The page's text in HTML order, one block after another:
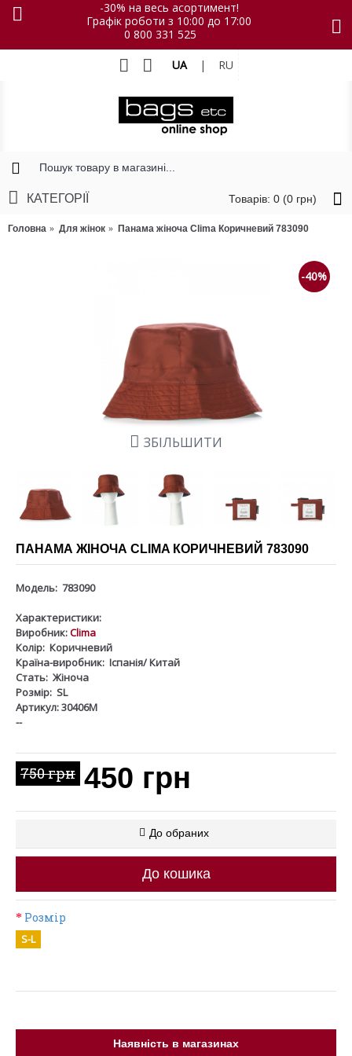
-30% на весь асортимент!
Графік роботи з 10:00 до 17:00
0 800 331 525
UA | RU
Товарів: 0 (0 грн)
КАТЕГОРІЇ
Головна Для жінок Панама жіноча Clima Коричневий 783090
-40%
ЗБІЛЬШИТИ
ПАНАМА ЖІНОЧА CLIMA КОРИЧНЕВИЙ 783090
Модель: 783090
Характеристики:
Виробник:Clima
Колір: Коричневий
Країна-виробник: Іспанія/ Китай
Стать: Жіноча
Розмір: SL
Артикул: 30406M
--
750 грн 450 грн
До обраних
До кошика
Розмір
S-L
Наявність в магазинах